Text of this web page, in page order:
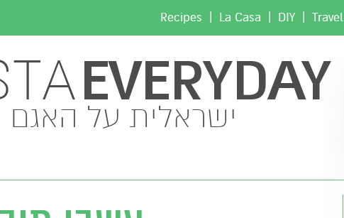
Travel
|
DIY
|
La Casa
|
Recipes
EVERYDAY
ישראלית על האגם